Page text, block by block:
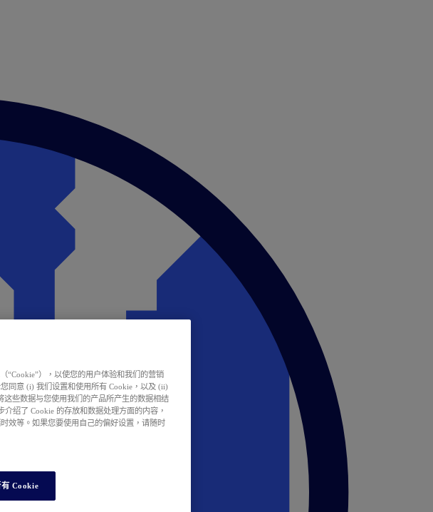
“Cookie”），以使您的用户体验和我们的营销
您同意 (i) 我们设置和使用所有 Cookie，以及 (ii)
些数据与您使用我们的产品所产生的数据相结
介绍了 Cookie 的存放和数据处理方面的内容，
效等。如果您要使用自己的偏好设置，请随时
有 Cookie